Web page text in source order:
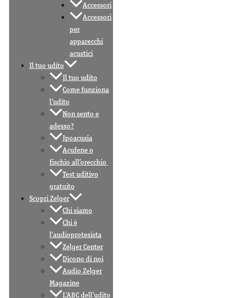
Accessori
Accessori
per
apparecchi
acustici
Il tuo udito
Il tuo udito
Come funziona
l’udito
Non sento e
adesso?
Ipoacusia
Acufene o
fischio all’orecchio
Test uditivo
gratuito
Scopri Zelger
Chi siamo
Chi è
l’audioprotesista
Zelger Center
Dicono di noi
Audio Zelger
Magazine
L’ABC dell’udito